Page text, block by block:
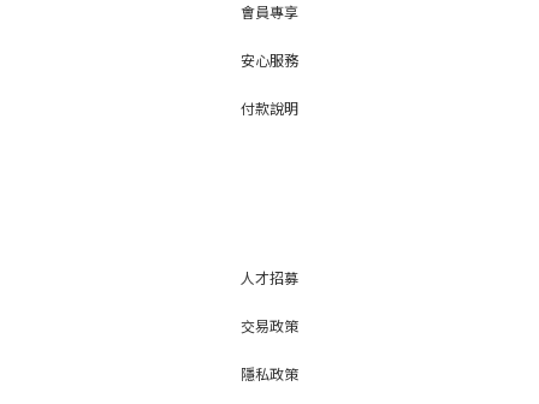
會員專享
安心服務
付款說明
人才招募
交易政策
隱私政策